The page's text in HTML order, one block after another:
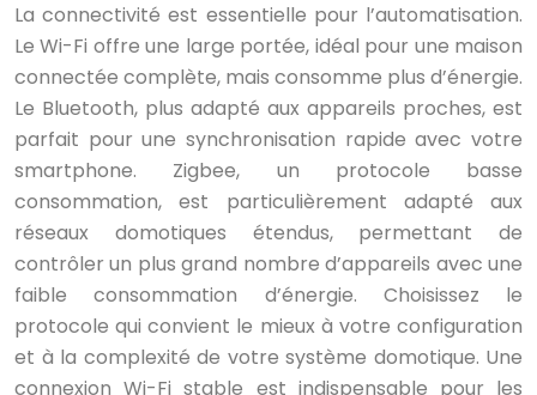
La connectivité est essentielle pour l’automatisation.
Le Wi-Fi offre une large portée, idéal pour une maison
connectée complète, mais consomme plus d’énergie.
Le Bluetooth, plus adapté aux appareils proches, est
parfait pour une synchronisation rapide avec votre
smartphone. Zigbee, un protocole basse
consommation, est particulièrement adapté aux
réseaux domotiques étendus, permettant de
contrôler un plus grand nombre d’appareils avec une
faible consommation d’énergie. Choisissez le
protocole qui convient le mieux à votre configuration
et à la complexité de votre système domotique. Une
connexion Wi-Fi stable est indispensable pour les